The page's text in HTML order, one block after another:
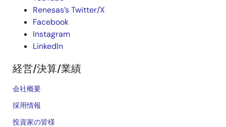
Renesas’s Twitter/X
Facebook
Instagram
LinkedIn
経営/決算/業績
会社概要
採用情報
投資家の皆様